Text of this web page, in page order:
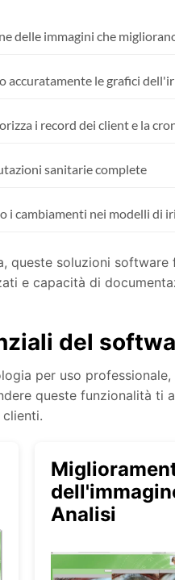
delle immagini che
le grafici
i record dei client e la
sanitarie complete
i cambiamenti nei modelli di
queste soluzioni
e capacità di
del
per uso
queste funzionalità
Analisi